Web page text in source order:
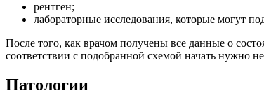
рентген;
лабораторные исследования, которые могут
После того, как врачом получены все данные о
соответствии с подобранной схемой начать нужно
Патологии